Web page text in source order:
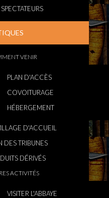
VENIR
PLAN D'ACCÈS
COVOITURAGE
HÉBERGEMENT
D'ACCUEIL
DES TRIBUNES
DÉRIVÉS
ACTIVITÉS
VISITER L'ABBAYE